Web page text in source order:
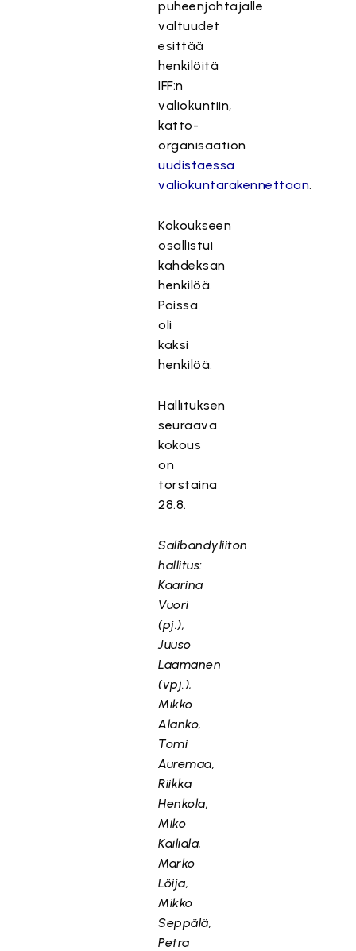
puheenjohtajalle
valtuudet
esittää
henkilöitä
IFF:n
valiokuntiin,
katto-
organisaation
uudistaessa
valiokuntarakennettaan.
Kokoukseen
osallistui
kahdeksan
henkilöä.
Poissa
oli
kaksi
henkilöä.
Hallituksen
seuraava
kokous
on
torstaina
28.8.
Salibandyliiton
hallitus:
Kaarina
Vuori
(pj.),
Juuso
Laamanen
(vpj.),
Mikko
Alanko,
Tomi
Auremaa,
Riikka
Henkola,
Miko
Kailiala,
Marko
Löija,
Mikko
Seppälä,
Petra